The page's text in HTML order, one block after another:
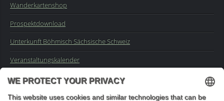
Wanderkartenshop
Prospektdownload
Unterkunft Böhmisch Sächsische Schweiz
Veranstaltungskalender